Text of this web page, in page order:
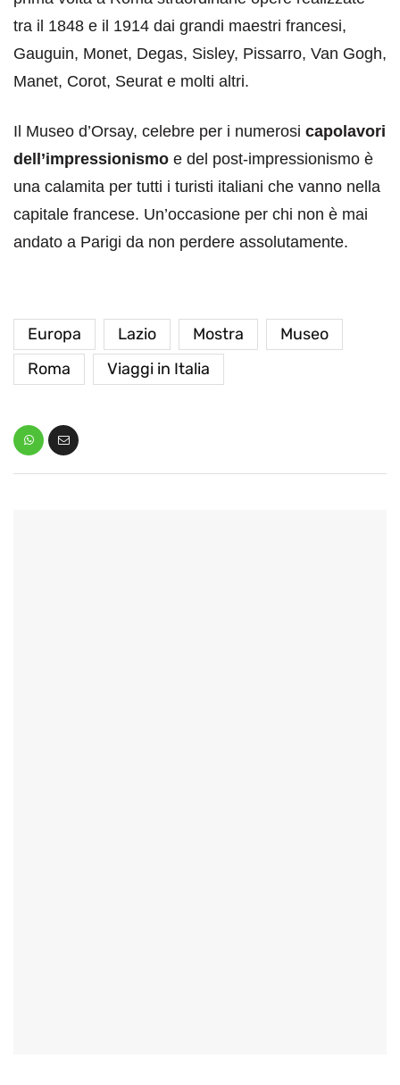
tra il 1848 e il 1914 dai grandi maestri francesi,
Gauguin, Monet, Degas, Sisley, Pissarro, Van Gogh,
Manet, Corot, Seurat e molti altri.
Il Museo d’Orsay, celebre per i numerosi capolavori
dell’impressionismo e del post-impressionismo è
una calamita per tutti i turisti italiani che vanno nella
capitale francese. Un’occasione per chi non è mai
andato a Parigi da non perdere assolutamente.
Europa Lazio Mostra
Museo
Roma
Viaggi in Italia